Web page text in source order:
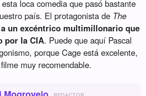
loca comedia que pasó bastante
país. El protagonista de The
un excéntrico multimillonario que
por la CIA. Puede que aquí Pascal
porque Cage está excelente,
muy recomendable.